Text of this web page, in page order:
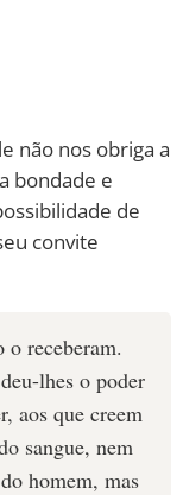
não nos obriga a
bondade e
de
convite
o receberam.
lhes o poder
aos que creem
sangue, nem
homem, mas